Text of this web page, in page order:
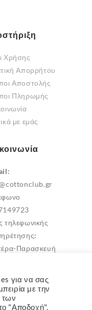
Χρήσης
Απορρήτου
Αποστολής
Πληρωμής
με εμάς
τηλεφωνικής
Παρασκευή
Αττικής
για να σας
με την
των
"Αποδοχή",